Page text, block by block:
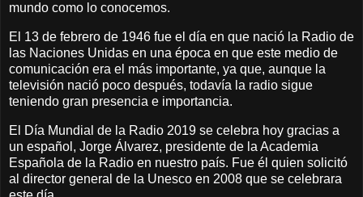
mundo como lo conocemos.
El 13 de febrero de 1946 fue el día en que nació la Radio de
las Naciones Unidas en una época en que este medio de
comunicación era el más importante, ya que, aunque la
televisión nació poco después, todavía la radio sigue
teniendo gran presencia e importancia.
El Día Mundial de la Radio 2019 se celebra hoy gracias a
un español, Jorge Álvarez, presidente de la Academia
Española de la Radio en nuestro país. Fue él quien solicitó
al director general de la Unesco en 2008 que se celebrara